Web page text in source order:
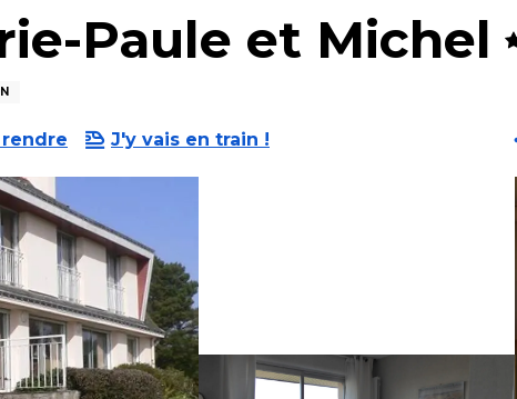
Paule et Michel
rendre J'y vais en train !